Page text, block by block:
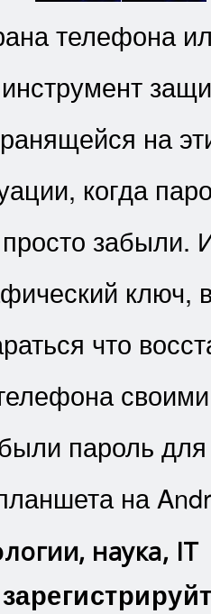
телефона
на
когда
просто забыли.
ключ,
что
пароль
на
наука, IT